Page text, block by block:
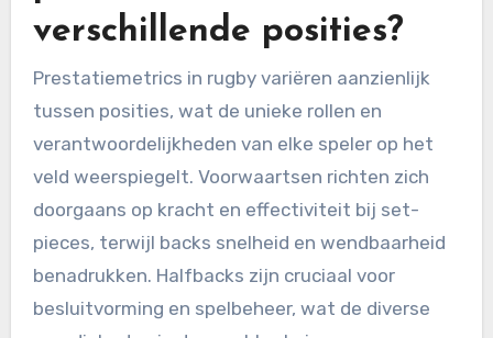
verschillende posities?
Prestatiemetrics in rugby variëren aanzienlijk
tussen posities, wat de unieke rollen en
verantwoordelijkheden van elke speler op het
veld weerspiegelt. Voorwaartsen richten zich
doorgaans op kracht en effectiviteit bij set-
pieces, terwijl backs snelheid en wendbaarheid
benadrukken. Halfbacks zijn cruciaal voor
besluitvorming en spelbeheer, wat de diverse